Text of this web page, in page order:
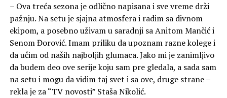
– Ova treća sezona je odlično napisana i sve vreme drži
pažnju. Na setu je sjajna atmosfera i radim sa divnom
ekipom, a posebno uživam u saradnji sa Anitom Mančić i
Senom Đorović. Imam priliku da upoznam razne kolege i
da učim od naših najboljih glumaca. Jako mi je zanimljivo
da budem deo ove serije koju sam pre gledala, a sada sam
na setu i mogu da vidim taj svet i sa ove, druge strane –
rekla je za “TV novosti” Staša Nikolić.